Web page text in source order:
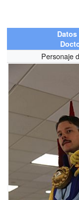
Personaje